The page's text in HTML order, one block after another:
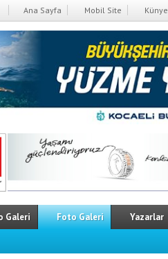
Ana Sayfa Mobil Site Künye
Galeri Foto Galeri Yazarlar